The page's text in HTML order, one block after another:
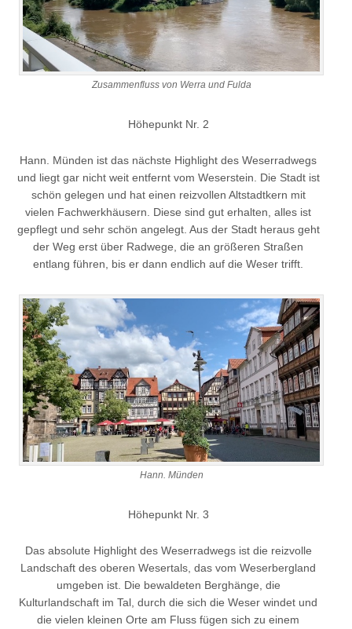
Zusammenfluss von Werra und Fulda
Höhepunkt Nr. 2
Hann. Münden ist das nächste Highlight des Weserradwegs
und liegt gar nicht weit entfernt vom Weserstein. Die Stadt ist
schön gelegen und hat einen reizvollen Altstadtkern mit
vielen Fachwerkhäusern. Diese sind gut erhalten, alles ist
gepflegt und sehr schön angelegt. Aus der Stadt heraus geht
der Weg erst über Radwege, die an größeren Straßen
entlang führen, bis er dann endlich auf die Weser trifft.
Hann. Münden
Höhepunkt Nr. 3
Das absolute Highlight des Weserradwegs ist die reizvolle
Landschaft des oberen Wesertals, das vom Weserbergland
umgeben ist. Die bewaldeten Berghänge, die
Kulturlandschaft im Tal, durch die sich die Weser windet und
die vielen kleinen Orte am Fluss fügen sich zu einem